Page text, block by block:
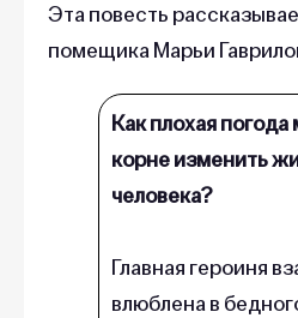
Эта повесть
помещика Марьи
Как плохая
корне изменить
человека?
Главная героиня
влюблена в